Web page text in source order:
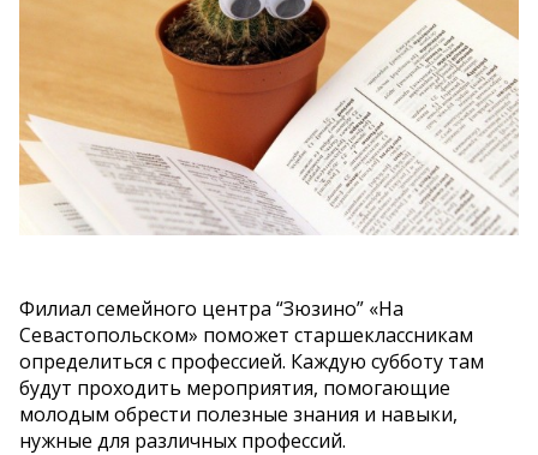
Филиал семейного центра “Зюзино” «На
Севастопольском» поможет старшеклассникам
определиться с профессией. Каждую субботу там
будут проходить мероприятия, помогающие
молодым обрести полезные знания и навыки,
нужные для различных профессий.